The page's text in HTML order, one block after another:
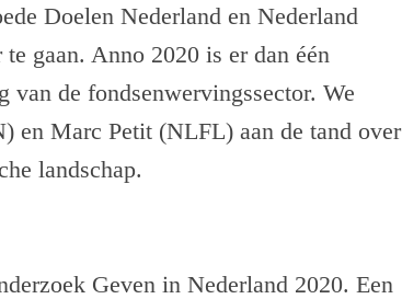
Doelen Nederland en Nederland
gaan. Anno 2020 is er dan één
de fondsenwervingssector. We
en Marc Petit (NLFL) aan de tand over
landschap.
Geven in Nederland 2020. Een